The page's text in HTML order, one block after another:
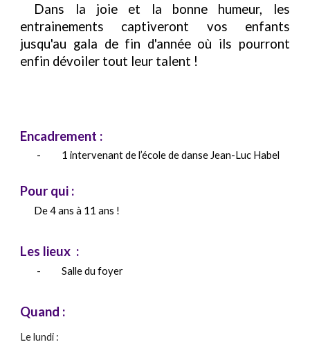
Dans la joie et la bonne humeur, les
entrainements captiveront vos enfants
jusqu'au gala de fin d'année où ils pourront
enfin dévoiler tout leur talent !
Encadrement :
- 1 intervenant de l’école de danse Jean-Luc Habel
Pour qui :
De 4 ans à 11 ans !
Les lieux :
-Salle du foyer
Quand :
Le lundi :